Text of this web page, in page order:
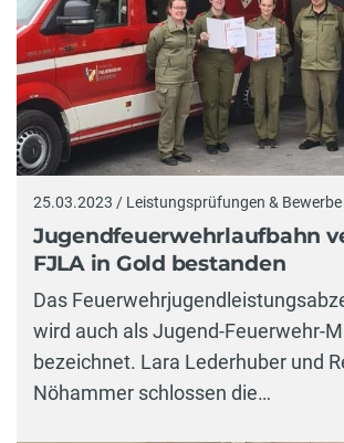
25.03.2023 / Leistungsprüfungen & Bewerbe
Jugendfeuerwehrlaufbahn
FJLA in Gold bestanden
Das
wird auch als Jugend-Feuerwehr-
bezeichnet. Lara Lederhuber und
Nöhammer schlossen die…